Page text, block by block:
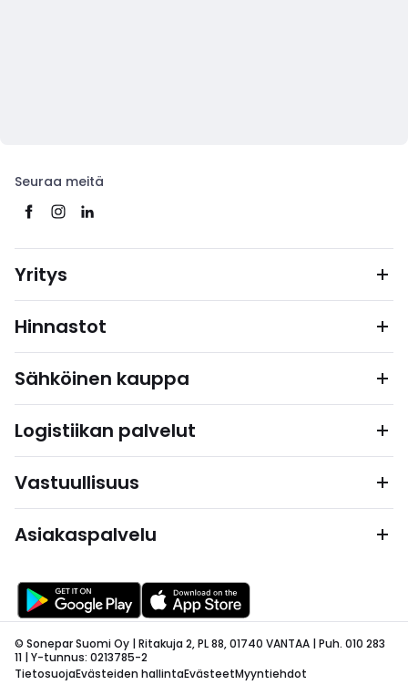
Seuraa meitä
Yritys
Hinnastot
Sähköinen kauppa
Logistiikan palvelut
Vastuullisuus
Asiakaspalvelu
© Sonepar Suomi Oy | Ritakuja 2, PL 88, 01740 VANTAA | Puh. 010 283
11 | Y-tunnus: 0213785-2
TietosuojaEvästeiden hallintaEvästeetMyyntiehdot